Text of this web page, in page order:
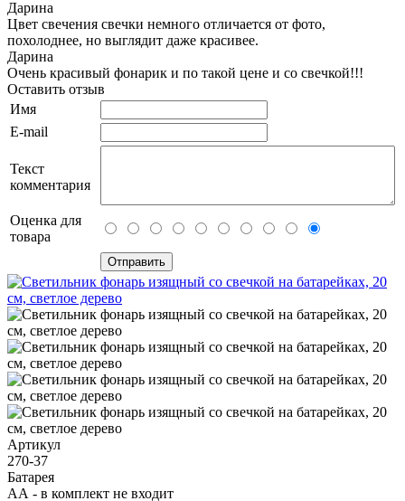
Дарина
Цвет свечения свечки немного отличается от фото,
похолоднее, но выглядит даже красивее.
Дарина
Очень красивый фонарик и по такой цене и со свечкой!!!
Оставить отзыв
Имя
E-mail
Текст
комментария
Оценка для
товара
Артикул
270-37
Батарея
АА - в комплект не входит